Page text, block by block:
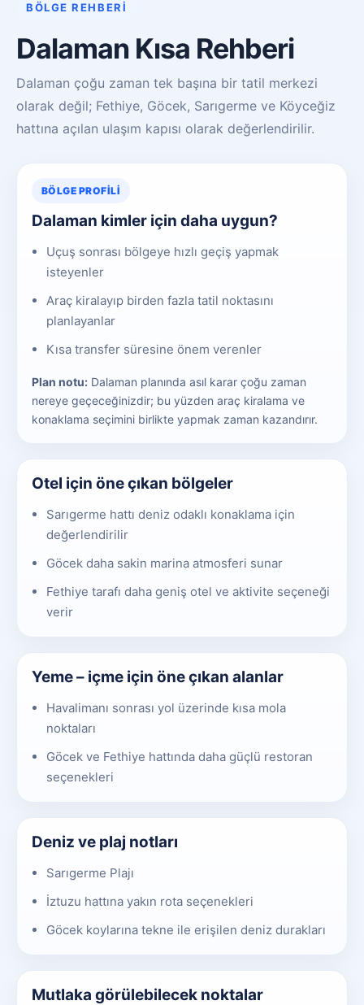
BÖLGE REHBERI
Dalaman Kısa Rehberi
Dalaman çoğu zaman tek başına bir tatil merkezi
olarak değil; Fethiye, Göcek, Sarıgerme ve Köyceğiz
hattına açılan ulaşım kapısı olarak değerlendirilir.
BÖLGE PROFILI
Dalaman kimler için daha uygun?
Uçuş sonrası bölgeye hızlı geçiş yapmak
isteyenler
Araç kiralayıp birden fazla tatil noktasını
planlayanlar
Kısa transfer süresine önem verenler
Plan notu: Dalaman planında asıl karar çoğu zaman
nereye geçeceğinizdir; bu yüzden araç kiralama ve
konaklama seçimini birlikte yapmak zaman kazandırır.
Otel için öne çıkan bölgeler
Sarıgerme hattı deniz odaklı konaklama için
değerlendirilir
Göcek daha sakin marina atmosferi sunar
Fethiye tarafı daha geniş otel ve aktivite seçeneği
verir
Yeme – içme için öne çıkan alanlar
Havalimanı sonrası yol üzerinde kısa mola
noktaları
Göcek ve Fethiye hattında daha güçlü restoran
seçenekleri
Deniz ve plaj notları
Sarıgerme Plajı
İztuzu hattına yakın rota seçenekleri
Göcek koylarına tekne ile erişilen deniz durakları
Mutlaka görülebilecek noktalar